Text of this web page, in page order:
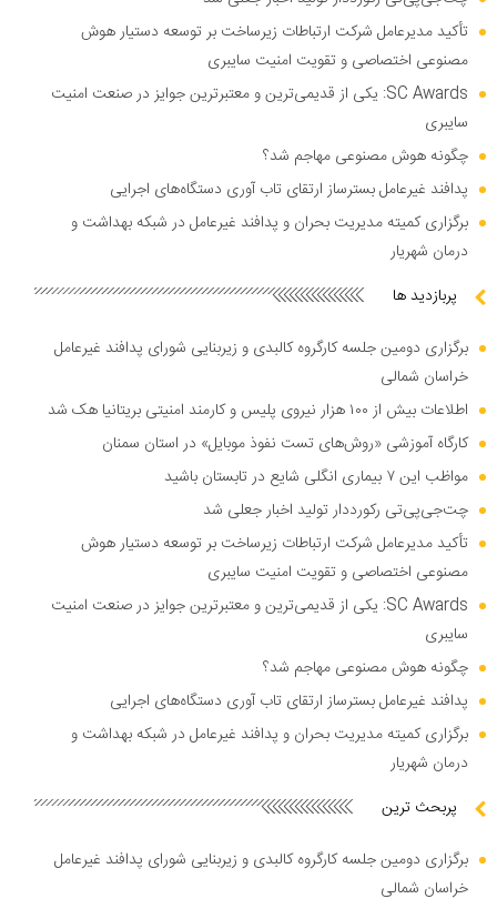
تأکید مدیرعامل شرکت ارتباطات زیرساخت بر توسعه دستیار هوش
مصنوعی اختصاصی و تقویت امنیت سایبری
SC Awards: یکی از قدیمی‌ترین و معتبرترین جوایز در صنعت امنیت
سایبری
چگونه هوش مصنوعی مهاجم شد؟
پدافند غیرعامل بسترساز ارتقای تاب آوری دستگاه‌های اجرایی
برگزاری کمیته مدیریت بحران و پدافند غیرعامل در شبکه بهداشت و
درمان شهریار
پربازدید ها
برگزاری دومین جلسه کارگروه کالبدی و زیربنایی شورای پدافند غیرعامل
خراسان شمالی
اطلاعات بیش از ۱۰۰ هزار نیروی پلیس و کارمند امنیتی بریتانیا هک شد
کارگاه آموزشی «روش‌های تست نفوذ موبایل» در استان سمنان
مواظب این ۷ بیماری انگلی شایع در تابستان باشید
چت‌جی‌پی‌تی رکورددار تولید اخبار جعلی شد
تأکید مدیرعامل شرکت ارتباطات زیرساخت بر توسعه دستیار هوش
مصنوعی اختصاصی و تقویت امنیت سایبری
SC Awards: یکی از قدیمی‌ترین و معتبرترین جوایز در صنعت امنیت
سایبری
چگونه هوش مصنوعی مهاجم شد؟
پدافند غیرعامل بسترساز ارتقای تاب آوری دستگاه‌های اجرایی
برگزاری کمیته مدیریت بحران و پدافند غیرعامل در شبکه بهداشت و
درمان شهریار
پربحث ترین
برگزاری دومین جلسه کارگروه کالبدی و زیربنایی شورای پدافند غیرعامل
خراسان شمالی